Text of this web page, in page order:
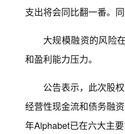
支出将会同比翻一番。
大规模融资的风险
和盈利能力压力。
公告表示，此次股
经营性现金流和债务融
年Alphabet已在六大主